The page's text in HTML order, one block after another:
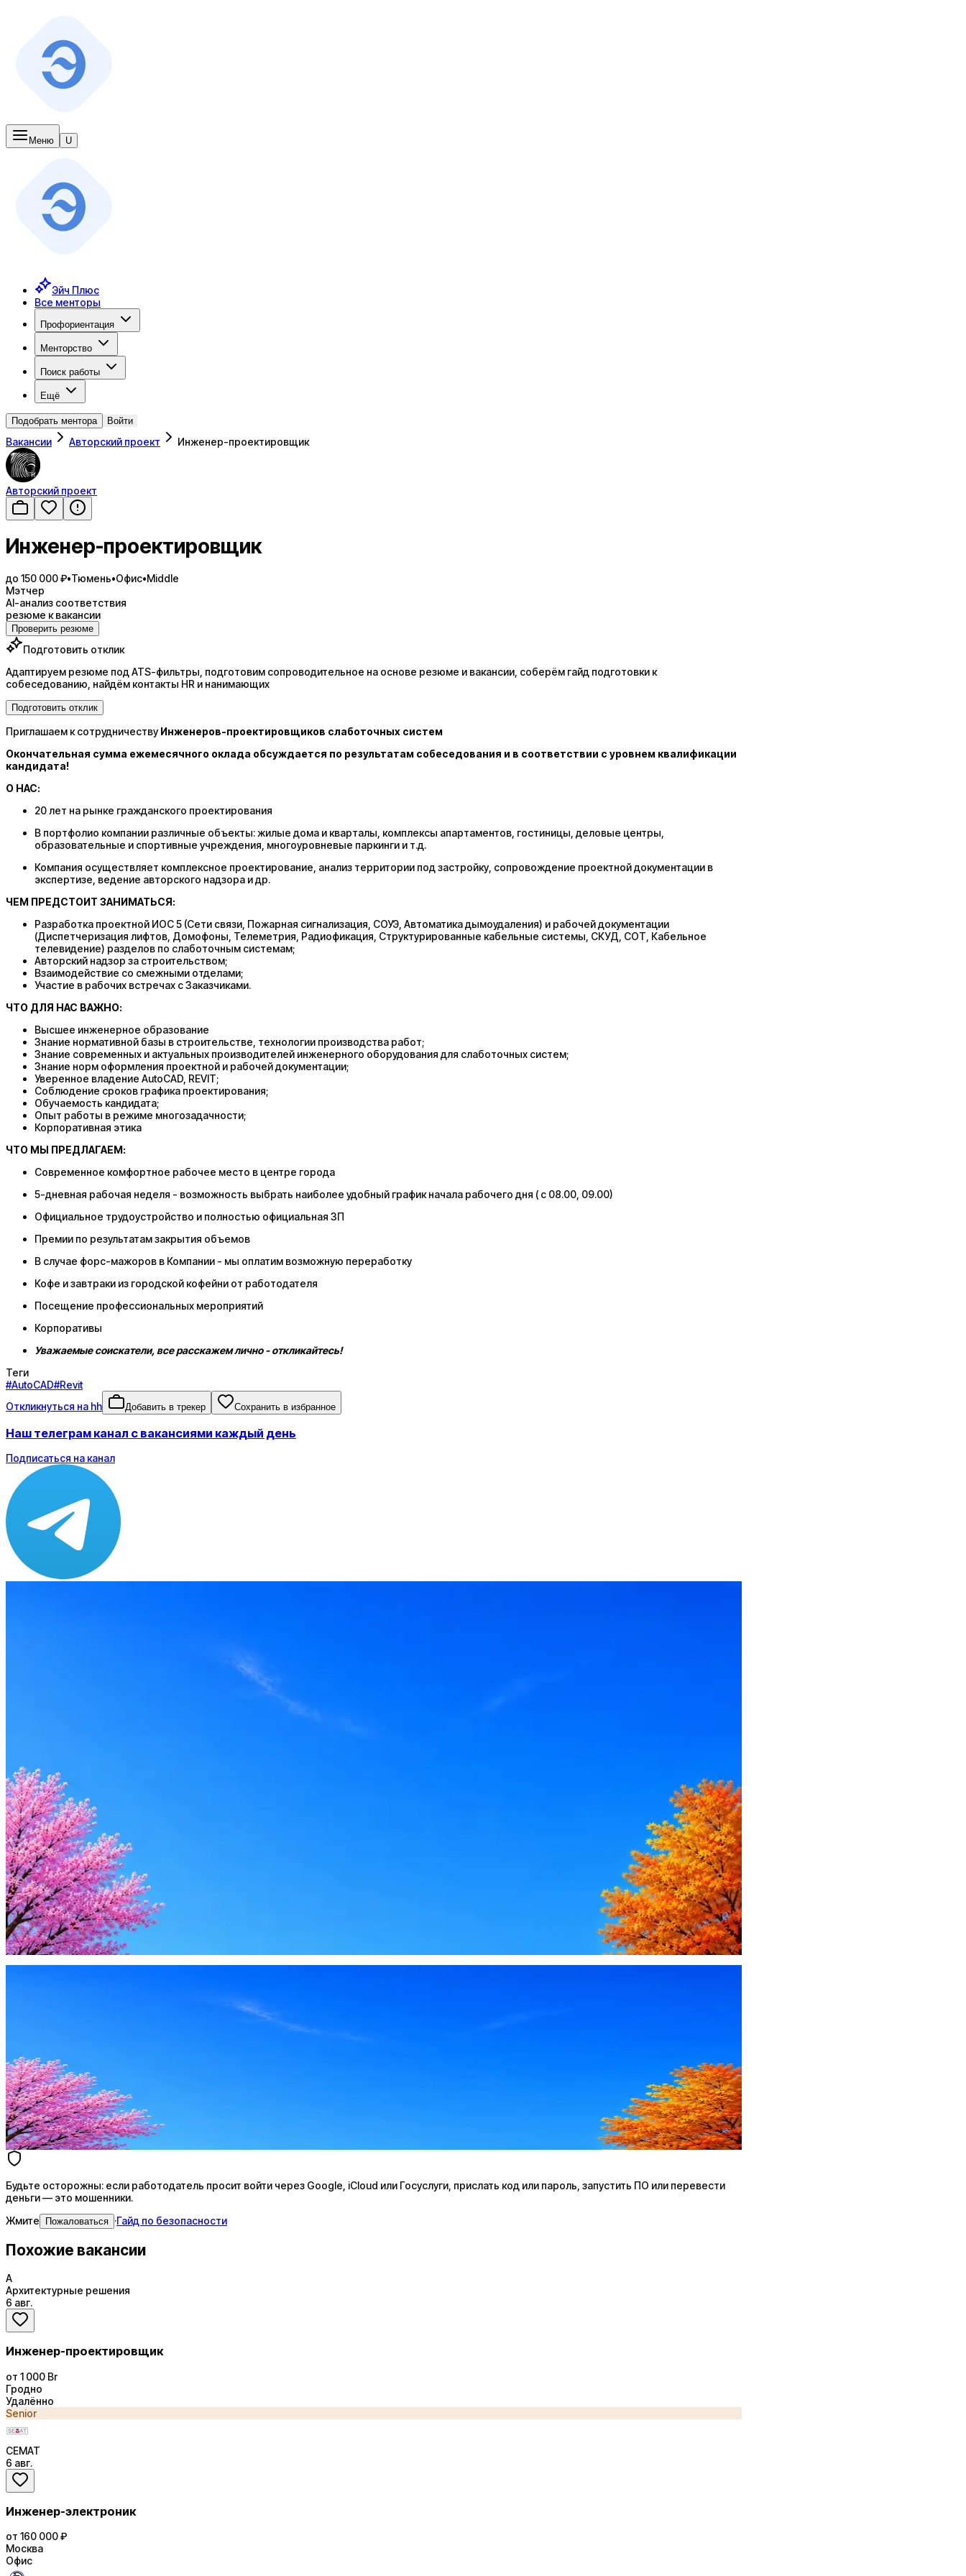
Меню U
Эйч Плюс
Все менторы
Профориентация
Менторство
Поиск работы
Ещё
Подобрать ментора Войти
Вакансии Авторский проект Инженер-проектировщик
Авторский проект
Инженер-проектировщик
до 150 000 ₽•Тюмень•Офис•Middle
Мэтчер
AI-анализ соответствия
резюме к вакансии
Проверить резюме
Подготовить отклик
Адаптируем резюме под ATS-фильтры, подготовим сопроводительное на основе резюме и вакансии, соберём гайд подготовки к
собеседованию, найдём контакты HR и нанимающих
Подготовить отклик
Приглашаем к сотрудничеству Инженеров-проектировщиков слаботочных систем
Окончательная сумма ежемесячного оклада обсуждается по результатам собеседования и в соответствии с уровнем квалификации
кандидата!
О НАС:
20 лет на рынке гражданского проектирования
В портфолио компании различные объекты: жилые дома и кварталы, комплексы апартаментов, гостиницы, деловые центры,
образовательные и спортивные учреждения, многоуровневые паркинги и т.д.
Компания осуществляет комплексное проектирование, анализ территории под застройку, сопровождение проектной документации в
экспертизе, ведение авторского надзора и др.
ЧЕМ ПРЕДСТОИТ ЗАНИМАТЬСЯ:
Разработка проектной ИОС 5 (Сети связи, Пожарная сигнализация, СОУЭ, Автоматика дымоудаления) и рабочей документации
(Диспетчеризация лифтов, Домофоны, Телеметрия, Радиофикация, Структурированные кабельные системы, СКУД, СОТ, Кабельное
телевидение) разделов по слаботочным системам;
Авторский надзор за строительством;
Взаимодействие со смежными отделами;
Участие в рабочих встречах с Заказчиками.
ЧТО ДЛЯ НАС ВАЖНО:
Высшее инженерное образование
Знание нормативной базы в строительстве, технологии производства работ;
Знание современных и актуальных производителей инженерного оборудования для слаботочных систем;
Знание норм оформления проектной и рабочей документации;
Уверенное владение AutoCAD, REVIT;
Соблюдение сроков графика проектирования;
Обучаемость кандидата;
Опыт работы в режиме многозадачности;
Корпоративная этика
ЧТО МЫ ПРЕДЛАГАЕМ:
Современное комфортное рабочее место в центре города
5-дневная рабочая неделя - возможность выбрать наиболее удобный график начала рабочего дня ( с 08.00, 09.00)
Официальное трудоустройство и полностью официальная ЗП
Премии по результатам закрытия объемов
В случае форс-мажоров в Компании - мы оплатим возможную переработку
Кофе и завтраки из городской кофейни от работодателя
Посещение профессиональных мероприятий
Корпоративы
Уважаемые соискатели, все расскажем лично - откликайтесь!
Теги
#AutoCAD#Revit
Откликнуться на hh
Добавить в трекер Сохранить в избранное
Наш телеграм канал с вакансиями каждый день
Подписаться на канал
AI-адаптация отклика под вакансию
AI генерация сопроводительных писем
4 990 ₽/мес
Купить доступ
Будьте осторожны: если работодатель просит войти через Google, iCloud или Госуслуги, прислать код или пароль, запустить ПО или перевести
деньги — это мошенники.
Жмите Пожаловаться ·Гайд по безопасности
Стратегия поиска с AI: рынки, позиции, вилка, каналы
AI-адаптация отклика под вакансию
AI генерация сопроводительных писем
4 990 ₽/мес
Купить доступ
Будьте осторожны: если работодатель просит войти через Google, iCloud или Госуслуги, прислать код или пароль, запустить ПО или перевести
деньги — это мошенники.
Жмите
Пожаловаться ·Гайд по безопасности
Похожие вакансии
А
Архитектурные решения
6 авг.
Инженер-проектировщик
от 1 000 Br
Гродно
Удалённо
Senior
СЕМАТ
6 авг.
Инженер-электроник
от 160 000 ₽
Москва
Офис